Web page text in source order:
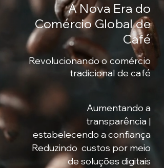
A Nova Era do
Comércio Global de
Café
Revolucionando o comércio
tradicional de café
Aumentando a
transparência |
estabelecendo a confiança
Reduzindo custos por meio
de soluções digitais